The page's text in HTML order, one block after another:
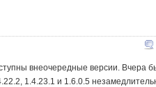
внеочередные версии. Вчера
1.4.23.1 и 1.6.0.5